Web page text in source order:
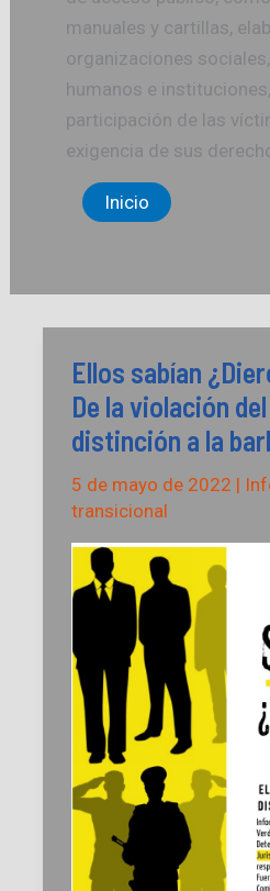
manuales y cartillas,
organizaciones
humanos e
participación de las
exigencia de sus
Inicio
Ellos sabían
De la violación
distinción a la
5 de mayo de 2022 |
transicional